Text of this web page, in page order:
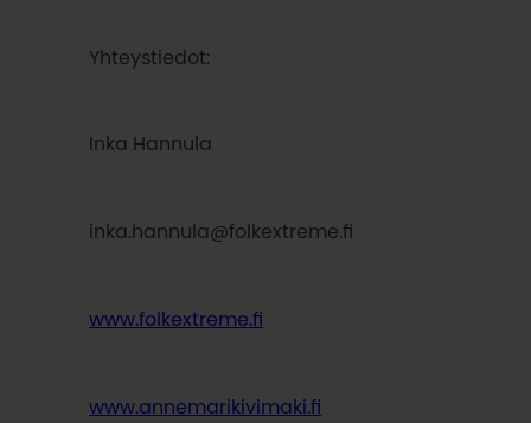
Yhteystiedot:
Inka Hannula
inka.hannula@folkextreme.fi
www.folkextreme.fi
www.annemarikivimaki.fi